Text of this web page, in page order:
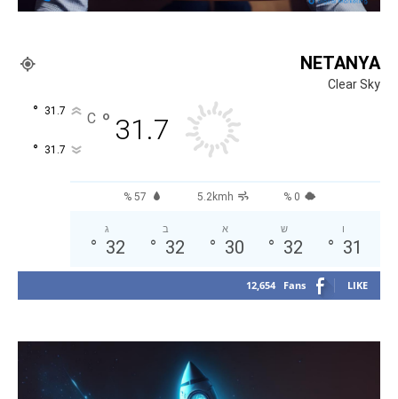
NETANYA
Clear Sky
31.7
°
C
31.7
°
31.7
°
57 % 5.2kmh 0 %
ו
31
°
ש
32
°
א
30
°
ב
32
°
ג
32
°
12,654 Fans LIKE